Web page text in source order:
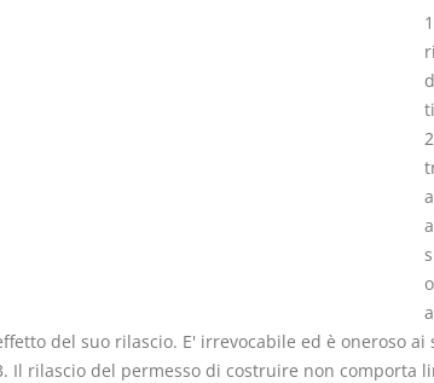
del suo rilascio. E' irrevocabile ed è oneroso ai
Il rilascio del permesso di costruire non comporta